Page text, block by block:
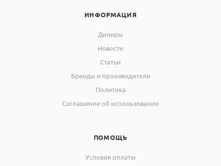
ИНФОРМАЦИЯ
Дилеры
Новости
Статьи
Бренды и производители
Политика
Соглашение об использовании
ПОМОЩЬ
Условия оплаты